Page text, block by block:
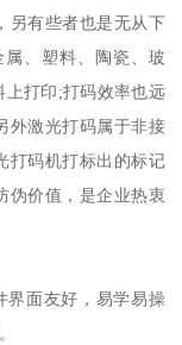
另有些者也是无从下
、塑料、陶瓷、玻
上打印;打码效率也远
外激光打码属于非接
打码机打标出的标记
伪价值，是企业热衷
界面友好，易学易操